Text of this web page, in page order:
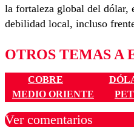
la fortaleza global del dólar,
debilidad local, incluso
OTROS TEMAS A
COBRE
MEDIO ORIENTE
Ver comentarios